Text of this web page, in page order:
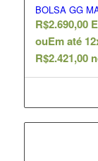
BOLSA GG
R$2.690,00
ouEm até
R$2.421,00